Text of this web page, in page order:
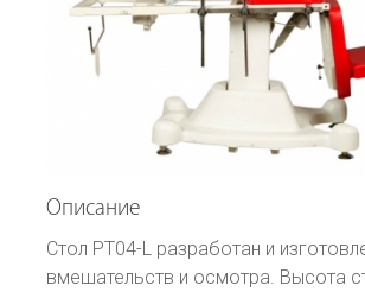
Описание
Стол PT04-L разработан и
вмешательств и осмотра. Высота